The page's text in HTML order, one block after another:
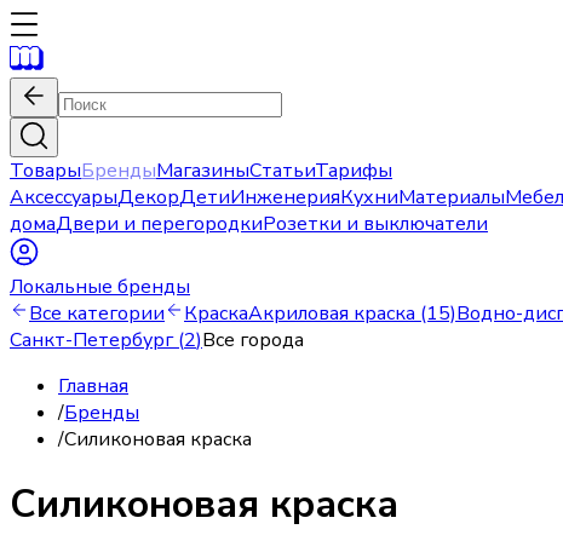
ТоварыБрендыМагазиныСтатьиТарифы
АксессуарыДекорДетиИнженерияКухниМатериалы
домаДвери и перегородкиРозетки и выключатели
Локальные бренды
Все категории
КраскаАкриловая краска (15)Водно-
Санкт-Петербург(2)Все города
Главная
/Бренды
/Силиконовая краска
Силиконовая краска